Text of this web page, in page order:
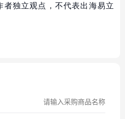
者独立观点，不代表出海易立